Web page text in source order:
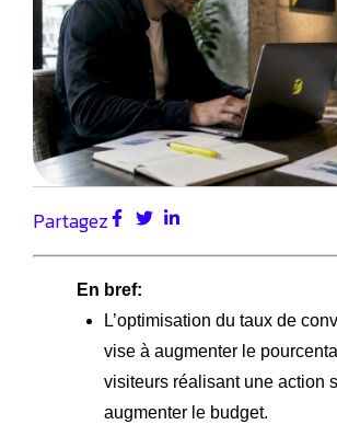
Partagez
En bref:
L’optimisation du taux de
vise à augmenter le
visiteurs réalisant une action
augmenter le budget.